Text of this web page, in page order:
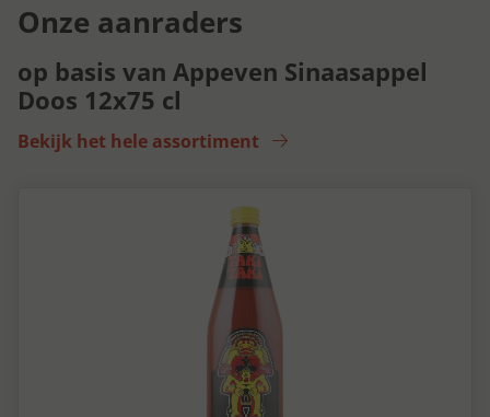
Onze aanraders
op basis van Appeven Sinaasappel
Doos 12x75 cl
Bekijk het hele assortiment